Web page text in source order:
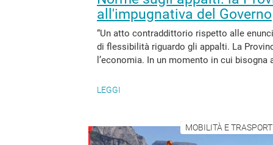
all'impugnativa del Governo
“Un atto contraddittorio rispetto alle
di flessibilità riguardo gli appalti. La
l’economia. In un momento in cui
LEGGI
MOBILITÀ E